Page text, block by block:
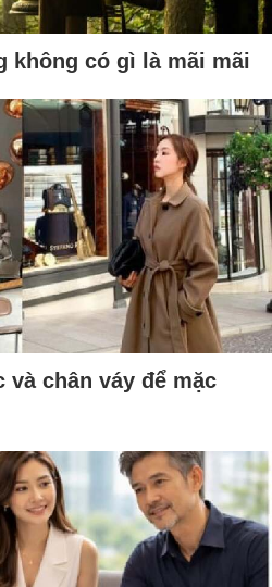
không có gì là mãi mãi
và chân váy để mặc